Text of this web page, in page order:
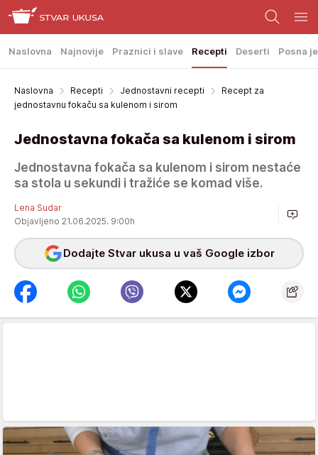
Naslovna Najnovije Praznici i slave Recepti Deserti Posna
Naslovna Recepti Jednostavni recepti
Recept za
jednostavnu fokaču sa kulenom i sirom
Jednostavna fokača sa kulenom i sirom
Jednostavna fokača sa kulenom i sirom nestaće
sa stola u sekundi i tražiće se komad više.
Lena Sudar
Objavljeno 21.06.2025. 9:00h
Dodajte Stvar ukusa u vaš Google izbor